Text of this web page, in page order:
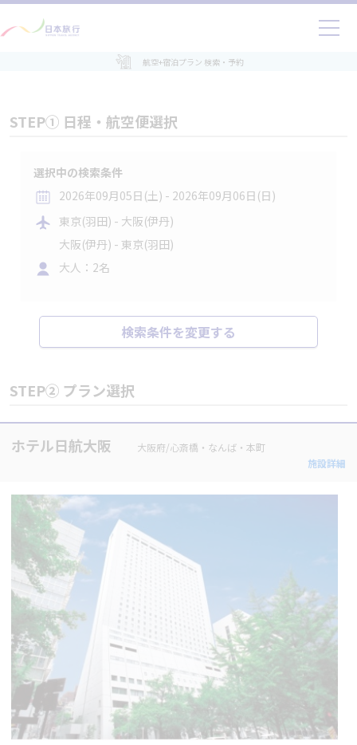
航空+宿泊プラン 検索・予約
STEP① 日程・航空便選択
選択中の検索条件
2026年09月05日(土) - 2026年09月06日(日)
東京(羽田) - 大阪(伊丹)
大阪(伊丹) - 東京(羽田)
大人：2名
検索条件を変更する
STEP② プラン選択
ホテル日航大阪
大阪府/心斎橋・なんば・本町
施設詳細